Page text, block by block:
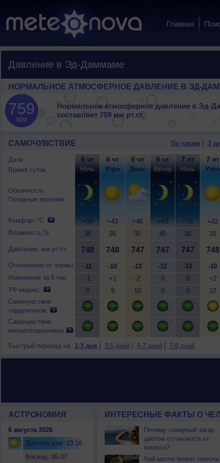
Главная
Давление в Эд-Даммаме
НОРМАЛЬНОЕ АТМОСФЕРНОЕ ДАВЛЕНИЕ В ЭД-
759
мм
Нормальное атмосферное давление в Эд-
составляет 759 мм рт.ст.
САМОЧУВСТВИЕ По часам 3
Дата
Время суток
Облачность
Погодные явления
Комфорт,°C
Влажность,%
Давление, мм рт.ст.
Отклонение от нормы
Изменение за 6 час
УФ-индекс
Самочувствие
сердечников
Самочувствие
магнитозависимых
6 чт
Ночь
+39
38
748
-11
-1
0
6 чт
Утро
+43
26
748
-10
+1
9
6 чт
День
+46
30
747
-12
-2
10
6 чт
Вечер
+43
45
747
-12
0
0
7 пт
Ночь
+38
38
747
-12
0
0
7 пт
Утро
+42
20
748
-10
+2
10
Быстрый переход на 1-3 дня 3-5 дней 5-7 дней 7-9 дней
АСТРОНОМИЯ
6 августа 2026
Долгота дня: 13:16
Восход: 05:07
ИНТЕРЕСНЫЕ ФАКТЫ О
Почему северный загар
цветом отличается от
южного?
Чай матча может помочь